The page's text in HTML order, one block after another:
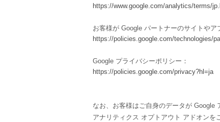
https://www.google.com/analytics/terms/
お客様が Google パートナーのサイトや
https://policies.google.com/technologies/
Google プライバシーポリシー：
https://policies.google.com/privacy?hl=ja
なお、お客様はご自身のデータが Google
アナリティクス オプトアウト アドオンを